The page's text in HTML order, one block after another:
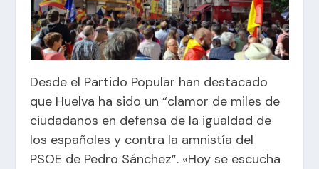
Desde el Partido Popular han destacado
que Huelva ha sido un “clamor de miles de
ciudadanos en defensa de la igualdad de
los españoles y contra la amnistía del
PSOE de Pedro Sánchez”. «Hoy se escucha